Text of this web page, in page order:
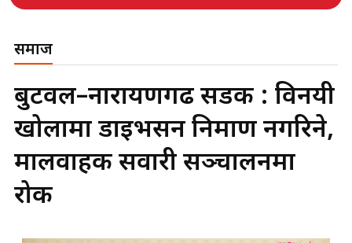
समाज
बुटवल–नारायणगढ सडक : विनयी
खोलामा डाइभर्सन निर्माण नगरिने,
मालवाहक सवारी सञ्चालनमा
रोक